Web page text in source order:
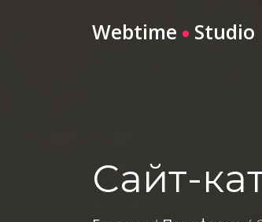
Webtime Studio
Сайт-